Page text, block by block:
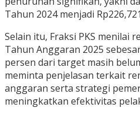
Tahun 2024 menjadi
Selain itu, Fraksi PKS menilai
Tahun Anggaran 2025
persen dari target masih
meminta penjelasan terkait
anggaran serta strategi
meningkatkan efektivitas